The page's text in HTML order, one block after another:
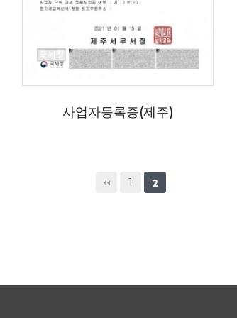
사업자등록증(제주)
1 2